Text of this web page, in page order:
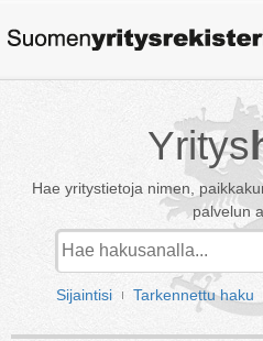
Yritys
Hae yritystietoja nimen,
palvelun
Sijaintisi Tarkennettu haku